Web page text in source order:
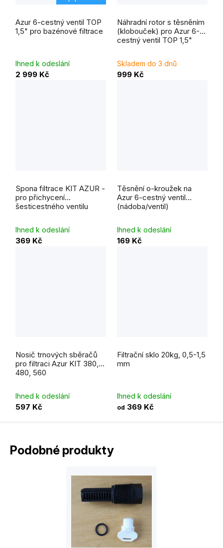
Azur 6-cestný ventil TOP
1,5" pro bazénové filtrace
hodnocení
produktu
je
5,0
Ihned k odeslání
2 999 Kč
Náhradní rotor s těsněním
(klobouček) pro Azur 6-
cestný ventil TOP 1,5"
hodnocení
produktu
je
5,0
z
Skladem do 3 dnů
999 Kč
Spona filtrace KIT AZUR -
pro přichycení
šesticestného ventilu
Ihned k odeslání
369 Kč
Těsnění o-kroužek na
Azur 6-cestný ventil
(nádoba/ventil)
Ihned k odeslání
169 Kč
Nosič trnových sběračů
pro filtraci Azur KIT 380,
480, 560
Ihned k odeslání
597 Kč
Filtrační sklo 20kg, 0,5-1,5
mm
Ihned k odeslání
od 369 Kč
Podobné produkty